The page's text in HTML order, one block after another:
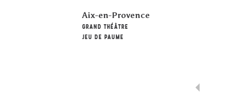
Aix-en-Provence
GRAND THÉÂTRE
JEU DE PAUME